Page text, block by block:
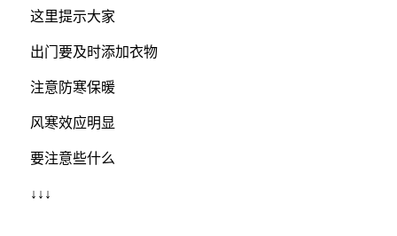
这里提示大家
出门要及时添加衣物
注意防寒保暖
风寒效应明显
要注意些什么
↓↓↓